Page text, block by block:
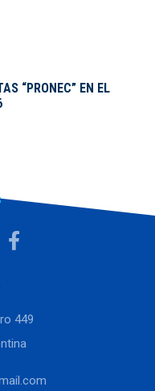
“PRONEC” EN EL
449